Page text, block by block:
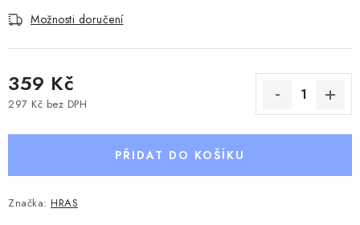
Možnosti doručení
359 Kč
297 Kč bez DPH
PŘIDAT DO KOŠÍKU
Značka: HRAS